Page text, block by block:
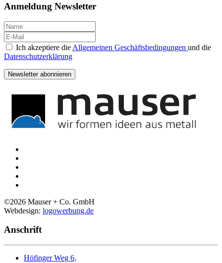
Anmeldung Newsletter
Ich akzeptiere die Allgemeinen Geschäftsbedingungen und die
Datenschutzerklärung
Newsletter abonnieren
©2026 Mauser + Co. GmbH
Webdesign: logowerbung.de
Anschrift
Höfinger Weg 6,